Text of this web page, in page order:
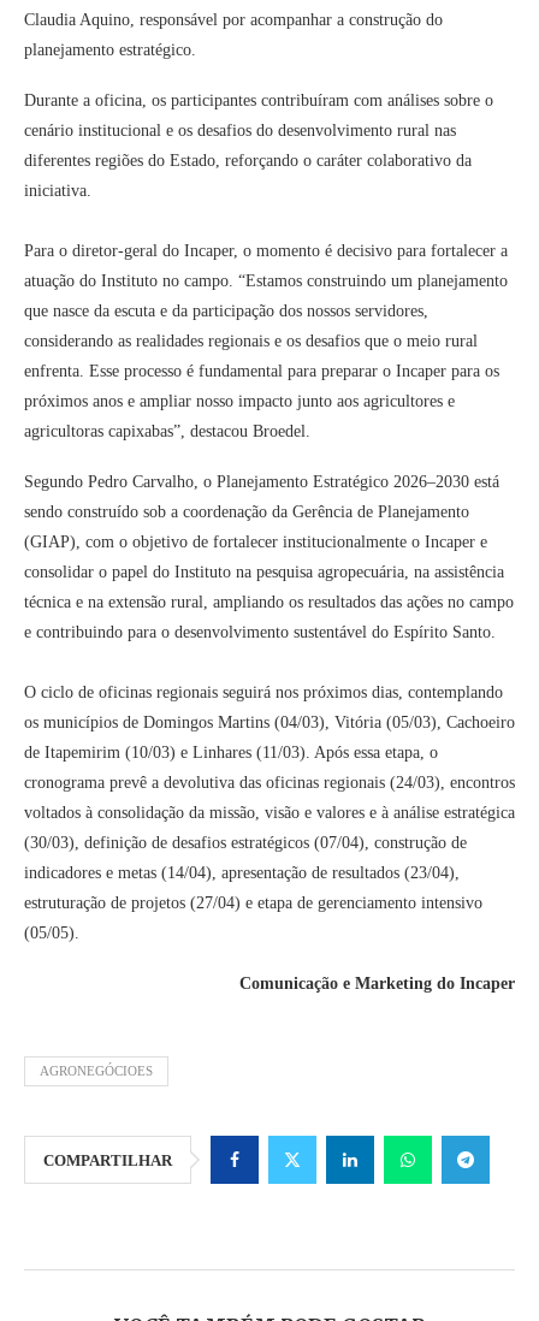
Claudia Aquino, responsável por acompanhar a construção do
planejamento estratégico.
Durante a oficina, os participantes contribuíram com análises sobre o
cenário institucional e os desafios do desenvolvimento rural nas
diferentes regiões do Estado, reforçando o caráter colaborativo da
iniciativa.
Para o diretor-geral do Incaper, o momento é decisivo para fortalecer a
atuação do Instituto no campo. “Estamos construindo um planejamento
que nasce da escuta e da participação dos nossos servidores,
considerando as realidades regionais e os desafios que o meio rural
enfrenta. Esse processo é fundamental para preparar o Incaper para os
próximos anos e ampliar nosso impacto junto aos agricultores e
agricultoras capixabas”, destacou Broedel.
Segundo Pedro Carvalho, o Planejamento Estratégico 2026–2030 está
sendo construído sob a coordenação da Gerência de Planejamento
(GIAP), com o objetivo de fortalecer institucionalmente o Incaper e
consolidar o papel do Instituto na pesquisa agropecuária, na assistência
técnica e na extensão rural, ampliando os resultados das ações no campo
e contribuindo para o desenvolvimento sustentável do Espírito Santo.
O ciclo de oficinas regionais seguirá nos próximos dias, contemplando
os municípios de Domingos Martins (04/03), Vitória (05/03), Cachoeiro
de Itapemirim (10/03) e Linhares (11/03). Após essa etapa, o
cronograma prevê a devolutiva das oficinas regionais (24/03), encontros
voltados à consolidação da missão, visão e valores e à análise estratégica
(30/03), definição de desafios estratégicos (07/04), construção de
indicadores e metas (14/04), apresentação de resultados (23/04),
estruturação de projetos (27/04) e etapa de gerenciamento intensivo
(05/05).
Comunicação e Marketing do Incaper
AGRONEGÓCIOES
COMPARTILHAR